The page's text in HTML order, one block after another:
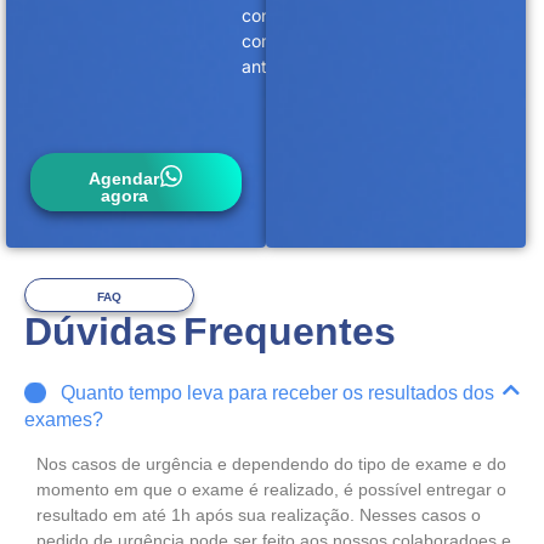
conosco
com
antecedência.
Agendar
agora
FAQ
Dúvidas Frequentes
Quanto tempo leva para receber os resultados dos
exames?
Nos casos de urgência e dependendo do tipo de exame e do
momento em que o exame é realizado, é possível entregar o
resultado em até 1h após sua realização. Nesses casos o
pedido de urgência pode ser feito aos nossos colaboradoes e